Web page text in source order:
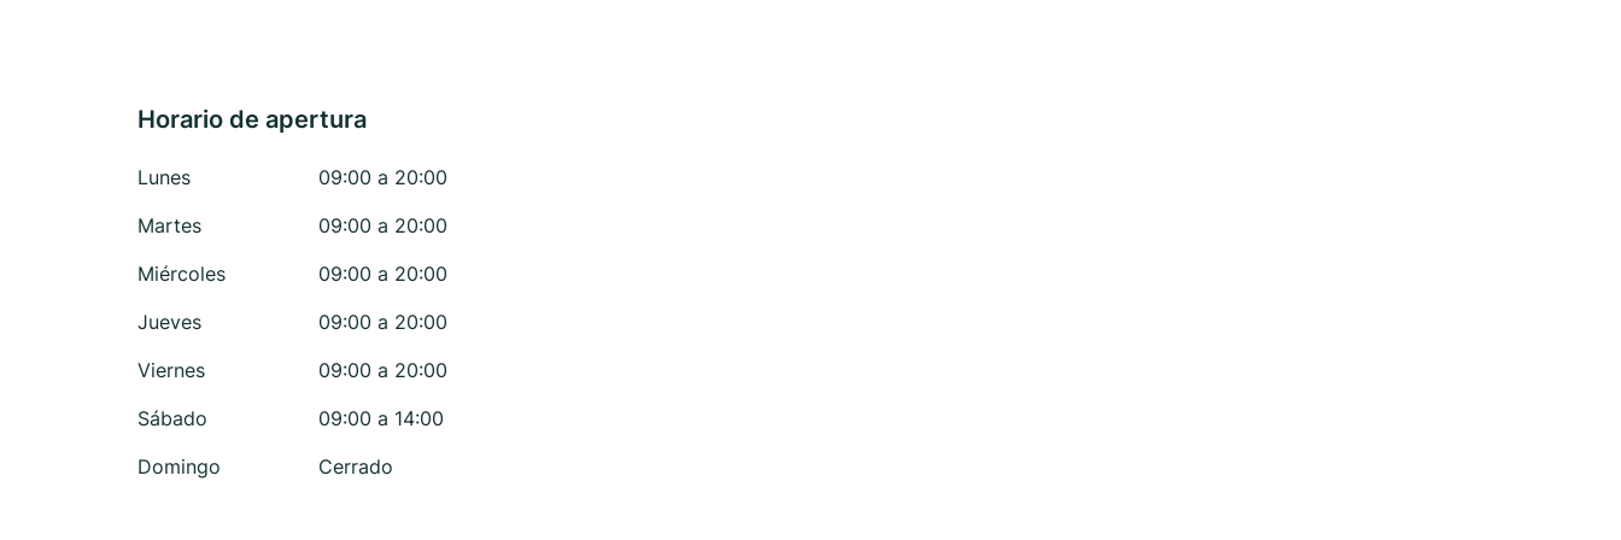
Horario de apertura
Lunes
09:00 a 20:00
Martes
09:00 a 20:00
Miércoles
09:00 a 20:00
Jueves
09:00 a 20:00
Viernes
09:00 a 20:00
Sábado
09:00 a 14:00
Domingo
Cerrado